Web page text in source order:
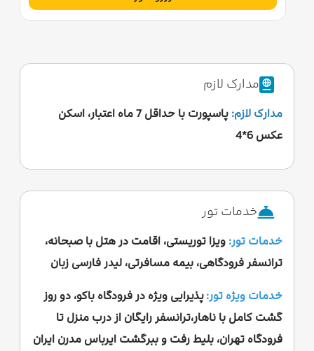
مدارک لازم
مدارک لازم:
پاسپورت با حداقل 7 ماه اعتبار، اسکن
عکس 6*4
خدمات تور
خدمات تور:ویزا توریستی، اقامت در هتل با صبحانه،
ترانسفر فرودگاهی، بیمه مسافرتی، لیدر فارسی زبان
خدمات ویژه تور:پذیرایی ویژه در فرودگاه باکو، دو روز
گشت کامل با ناهار،ترانسفر رایگان از درب منزل تا
فرودگاه تهران، بلیط رفت و ببرگشت ایرباس مدرن ایران